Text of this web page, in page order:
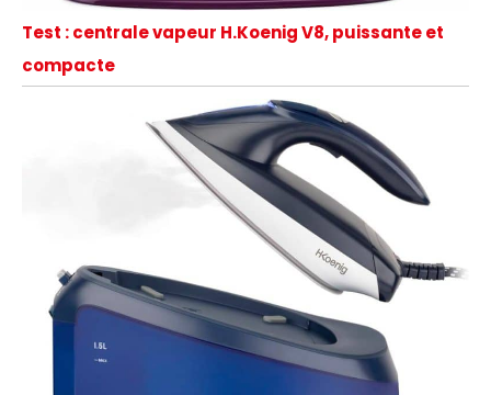
Test : centrale vapeur H.Koenig V8, puissante et
compacte